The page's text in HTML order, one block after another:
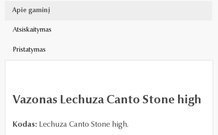
Apie gaminį
Atsiskaitymas
Pristatymas
Vazonas Lechuza Canto Stone high
Kodas: Lechuza Canto Stone high.